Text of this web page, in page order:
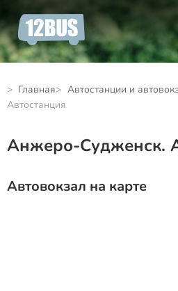
Главная Автостанции и
Автостанция
Анжеро-Судженск.
Автовокзал на карте